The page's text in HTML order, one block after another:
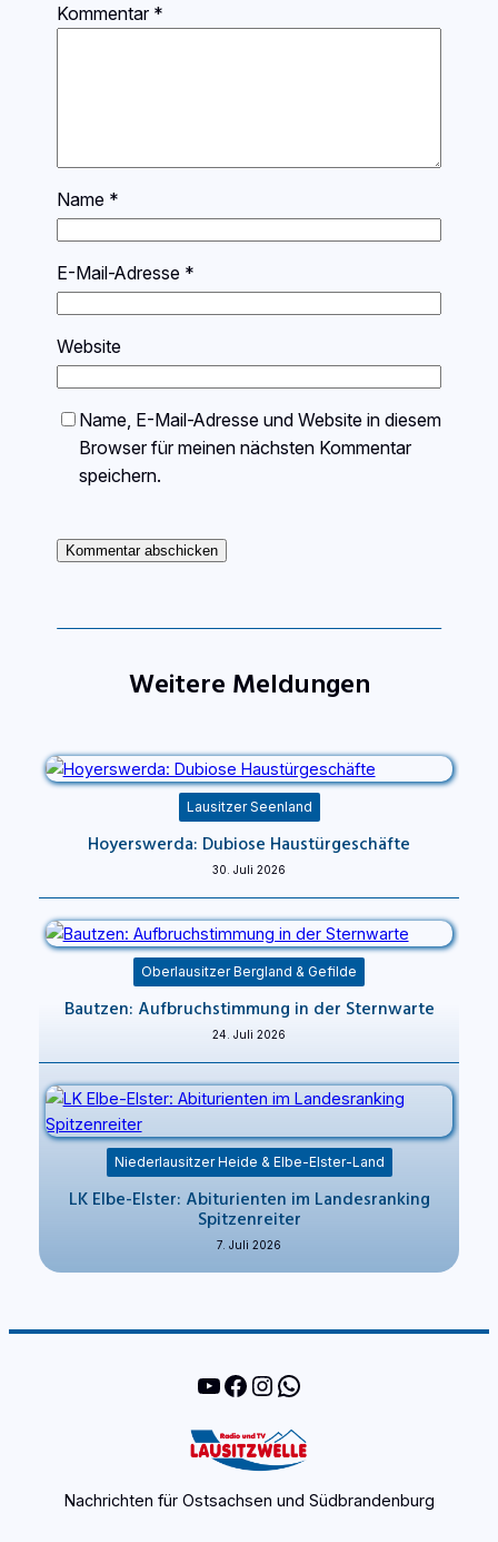
Kommentar *
Name *
E-Mail-Adresse *
Website
Name, E-Mail-Adresse und Website in diesem
Browser für meinen nächsten Kommentar
speichern.
Weitere Meldungen
Lausitzer Seenland
Hoyerswerda: Dubiose Haustürgeschäfte
30. Juli 2026
Oberlausitzer Bergland & Gefilde
Bautzen: Aufbruchstimmung in der Sternwarte
24. Juli 2026
Niederlausitzer Heide & Elbe-Elster-Land
LK Elbe-Elster: Abiturienten im Landesranking
Spitzenreiter
7. Juli 2026
YouTube
Facebook
Instagram
WhatsApp
Nachrichten für Ostsachsen und Südbrandenburg